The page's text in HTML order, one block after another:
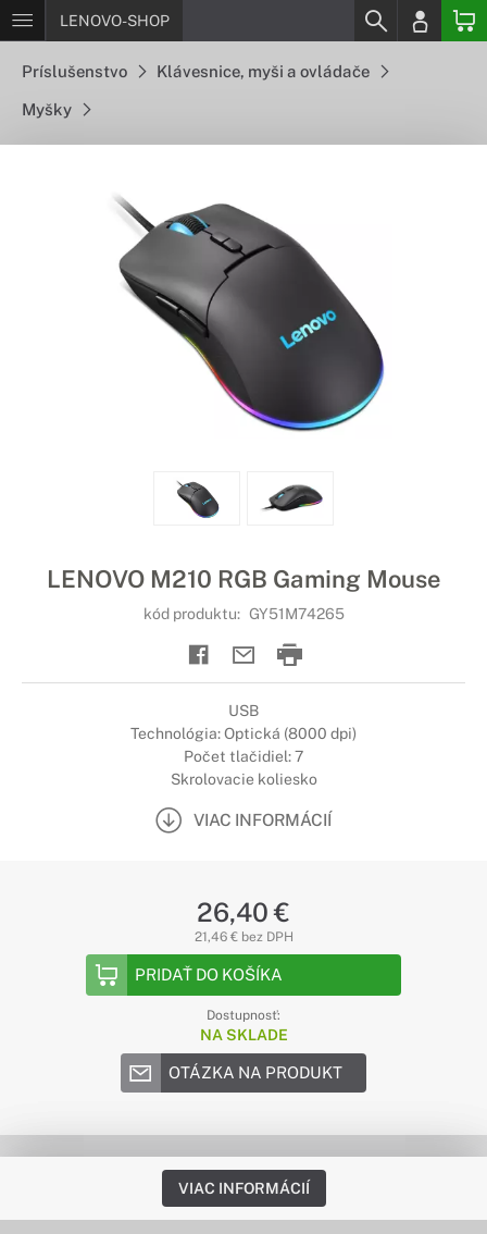
LENOVO-SHOP
Príslušenstvo Klávesnice, myši a ovládače
Myšky
LENOVO M210 RGB Gaming Mouse
kód produktu: GY51M74265
USB
Technológia: Optická (8000 dpi)
Počet tlačidiel: 7
Skrolovacie koliesko
VIAC INFORMÁCIÍ
26,40 €
21,46 € bez DPH
PRIDAŤ DO KOŠÍKA
Dostupnosť:
NA SKLADE
OTÁZKA NA PRODUKT
VIAC INFORMÁCIÍ